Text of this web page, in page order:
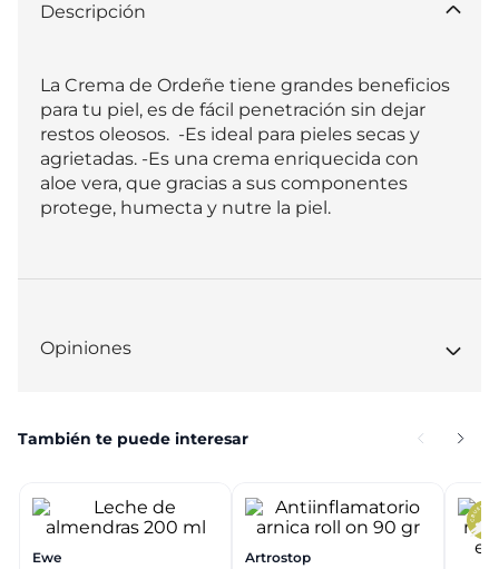
Descripción
La Crema de Ordeñe tiene grandes beneficios
para tu piel, es de fácil penetración sin dejar
restos oleosos.  -Es ideal para pieles secas y
agrietadas. -Es una crema enriquecida con
aloe vera, que gracias a sus componentes
protege, humecta y nutre la piel.
Opiniones
También te puede interesar
Ewe Artrostop